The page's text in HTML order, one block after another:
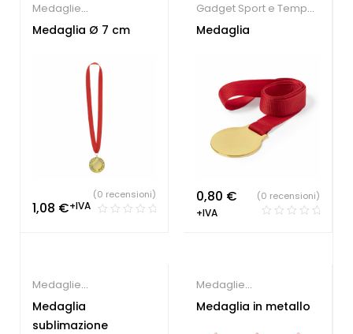
Medaglie
personalizzate
Medaglia Ø 7 cm
1,08 €+IVA
(0 recensioni)
Gadget Sport e Tempo
Libero,Medaglie
Medaglia
0,80 €
+IVA
(0 recensioni)
Medaglie
personalizzate
Medaglia
sublimazione
Medaglie
personalizzate
Medaglia in metallo